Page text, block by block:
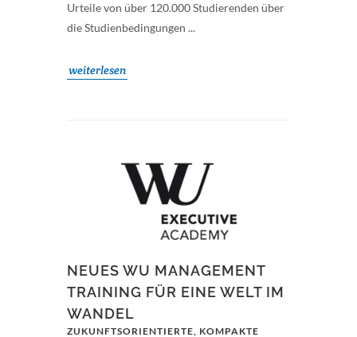
Urteile von über 120.000 Studierenden über
die Studienbedingungen ...
weiterlesen
NEUES WU MANAGEMENT
TRAINING FÜR EINE WELT IM
WANDEL
ZUKUNFTSORIENTIERTE, KOMPAKTE